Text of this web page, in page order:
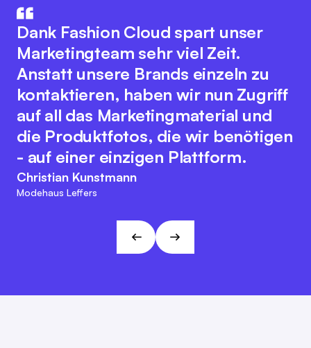
Die Integration unseres
Warenwirtschaftssystem mit
Fashion Cloud hat unsere internen
Abläufe deutlich verbessert. Wir
haben nun Bilder zu den einzelnen
Artikeln im System, was das interne
Reporting, unser
Retourenmanagement und die
Nachorder deutlich vereinfacht.
Marc Ramelow
Dank Fashion Cloud spart unser
Marketingteam sehr viel Zeit.
Anstatt unsere Brands einzeln zu
kontaktieren, haben wir nun Zugriff
auf all das Marketingmaterial und
die Produktfotos, die wir benötigen
- auf einer einzigen Plattform.
Christian Kunstmann
Modehaus Leffers
innovative Plattformgedanke
fördert eine nahtlose
Zusammenarbeit aller
Branchenakteure zur Optimierung
digitaler Prozesse. Dabei bewahrt
sich das Team der Fashion Cloud
ihren kundenfreundlichen und
agilen Charakter. Diese
Herangehensweise passt zu den